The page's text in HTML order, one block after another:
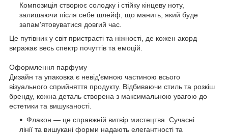
Композиція створює солодку і стійку кінцеву ноту,
залишаючи після себе шлейф, що манить, який буде
запам'ятовуватися довгий час.
Це путівник у світ пристрасті та ніжності, де кожен акорд
виражає весь спектр почуттів та емоцій.
Оформлення парфуму
Дизайн та упаковка є невід'ємною частиною всього
візуального сприйняття продукту. Відбиваючи стиль та розкіш
бренду, кожна деталь створена з максимальною увагою до
естетики та вишуканості.
Флакон — це справжній витвір мистецтва. Сучасні
лінії та вишукані форми надають елегантності та